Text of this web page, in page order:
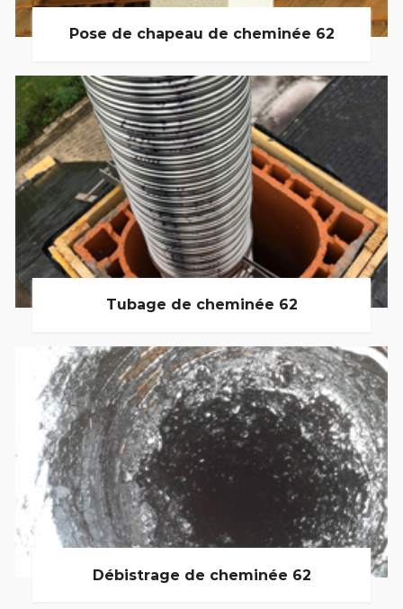
Pose de chapeau de cheminée 62
Tubage de cheminée 62
Débistrage de cheminée 62